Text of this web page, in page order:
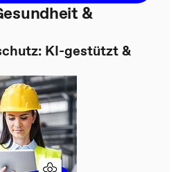
&
KI-gestützt &